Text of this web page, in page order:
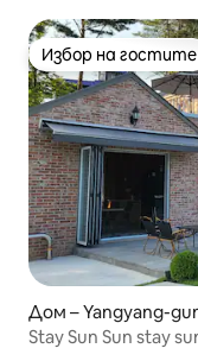
Избор на гостите
Избор на гостите
Дом – Yangyang-
Stay Sun Sun